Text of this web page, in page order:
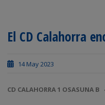
El CD Calahorra
14 May 2023
CD CALAHORRA 1 OSASUNA B